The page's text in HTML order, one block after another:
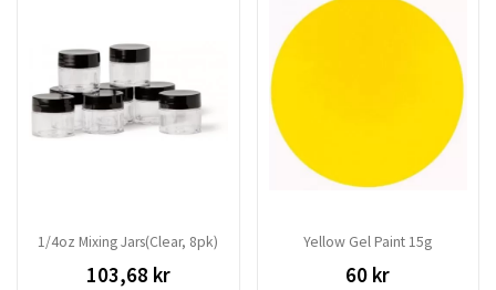
1/4oz Mixing Jars(Clear, 8pk)
103,68 kr
Yellow Gel Paint 15g
60 kr